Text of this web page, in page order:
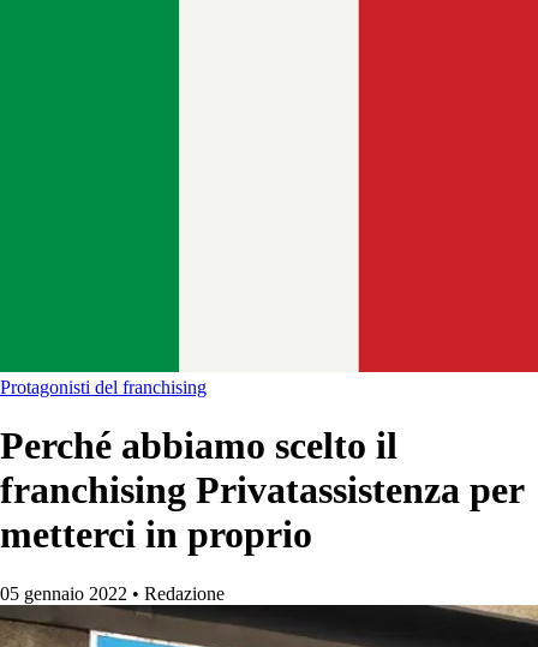
Protagonisti del franchising
Perché abbiamo scelto il
franchising Privatassistenza per
metterci in proprio
05 gennaio 2022 • Redazione